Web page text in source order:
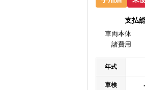
支払
車両本体
諸費用
年式
車検